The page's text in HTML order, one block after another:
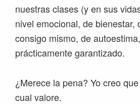
nuestras clases (y en sus
nivel emocional, de bienestar,
consigo mismo, de
prácticamente garantizado.
¿Merece la pena? Yo creo
cual valore.